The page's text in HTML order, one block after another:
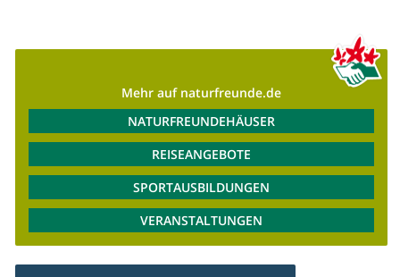
Mehr auf naturfreunde.de
NATURFREUNDEHÄUSER
REISEANGEBOTE
SPORTAUSBILDUNGEN
VERANSTALTUNGEN